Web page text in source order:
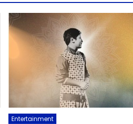
Entertainment